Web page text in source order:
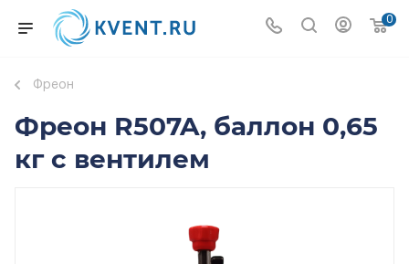
0
Фреон
Фреон R507A, баллон 0,65
кг с вентилем